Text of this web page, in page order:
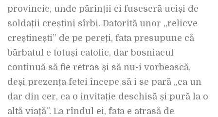
provincie, unde părinții ei fuseseră uciși de
soldații creștini sîrbi. Datorită unor „relicve
creștinești” de pe pereți, fata presupune că
bărbatul e totuși catolic, dar bosniacul
continuă să fie retras și să nu-i vorbească,
deși prezența fetei începe să i se pară „ca un
dar din cer, ca o invitație deschisă și pură la o
altă viață”. La rîndul ei, fata e atrasă de